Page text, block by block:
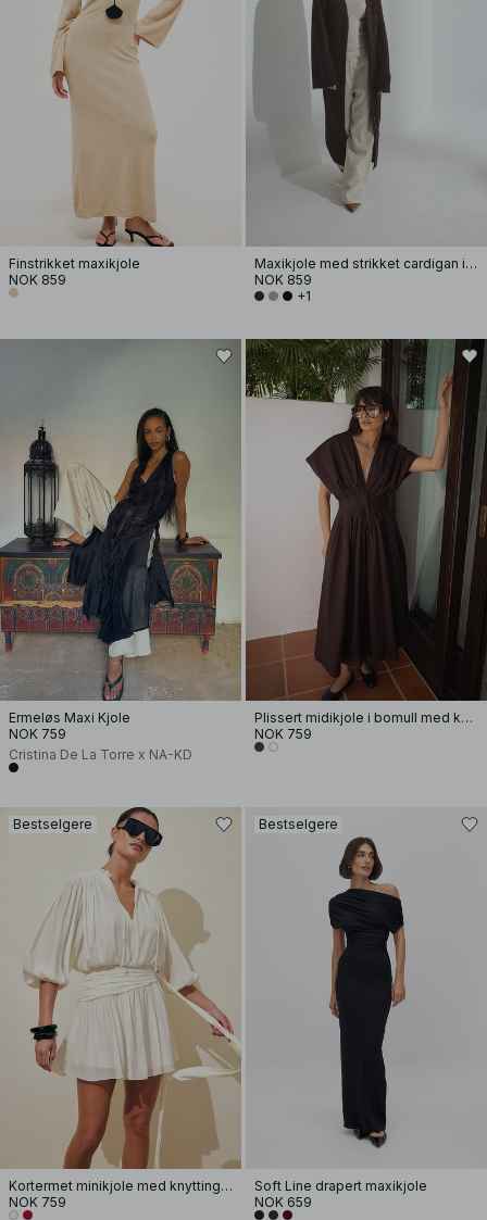
Finstrikket maxikjole
NOK 859
Maxikjole med strikket cardigan i ullblanding
NOK 859
+1
Ermeløs Maxi Kjole
NOK 759
Cristina De La Torre x NA-KD
Plissert midikjole i bomull med korte ermer
NOK 759
Bestselgere
Kortermet minikjole med knytting i livet
NOK 759
Bestselgere
Soft Line drapert maxikjole
NOK 659